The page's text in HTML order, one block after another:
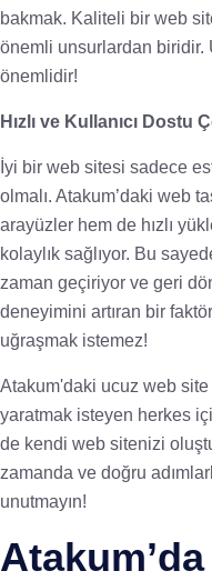
bakmak. Kaliteli bir web
önemli unsurlardan biridir.
önemlidir!
Hızlı ve Kullanıcı Dostu
İyi bir web sitesi sadece
olmalı. Atakum’daki web
arayüzler hem de hızlı
kolaylık sağlıyor. Bu
zaman geçiriyor ve geri
deneyimini artıran bir
uğraşmak istemez!
Atakum'daki ucuz web site
yaratmak isteyen herkes
de kendi web sitenizi
zamanda ve doğru
unutmayın!